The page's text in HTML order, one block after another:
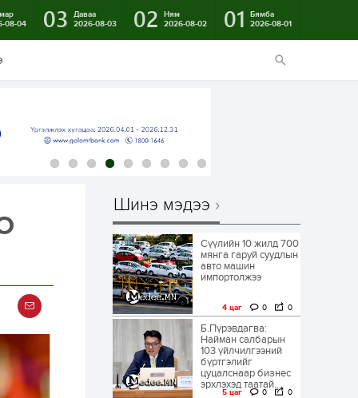
08-04
03
Даваа
2026-08-03
02
Ням
2026-08-02
01
Бямба
2026-08-01
Шинэ мэдээ
Сүүлийн 10 жилд 700
мянга гаруй суудлын
авто машин
импортолжээ
4 цаг 0 0
Б.Пүрэвдагва:
Найман салбарын
103 үйлчилгээний
бүртгэлийг
цуцалснаар бизнес
эрхлэхэд таатай...
5 цаг 0 0